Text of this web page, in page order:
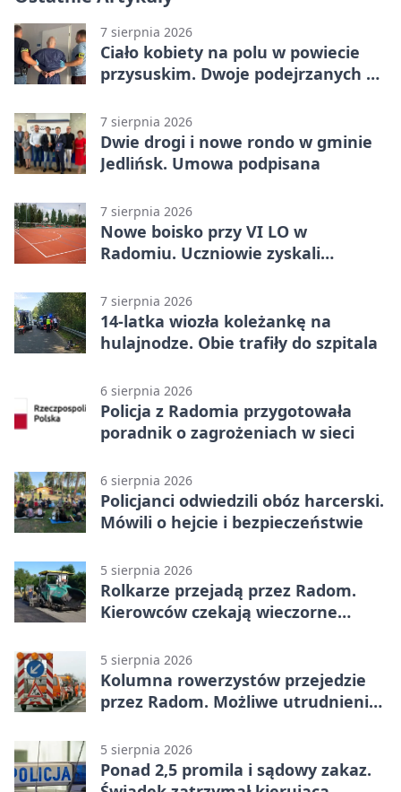
7 sierpnia 2026
Ciało kobiety na polu w powiecie
przysuskim. Dwoje podejrzanych w
7 sierpnia 2026
Dwie drogi i nowe rondo w gminie
Jedlińsk. Umowa podpisana
7 sierpnia 2026
Nowe boisko przy VI LO w
Radomiu. Uczniowie zyskali
7 sierpnia 2026
14-latka wiozła koleżankę na
hulajnodze. Obie trafiły do szpitala
6 sierpnia 2026
Policja z Radomia przygotowała
poradnik o zagrożeniach w sieci
6 sierpnia 2026
Policjanci odwiedzili obóz harcerski.
Mówili o hejcie i bezpieczeństwie
5 sierpnia 2026
Rolkarze przejadą przez Radom.
Kierowców czekają wieczorne
5 sierpnia 2026
Kolumna rowerzystów przejedzie
przez Radom. Możliwe utrudnienia
5 sierpnia 2026
Ponad 2,5 promila i sądowy zakaz.